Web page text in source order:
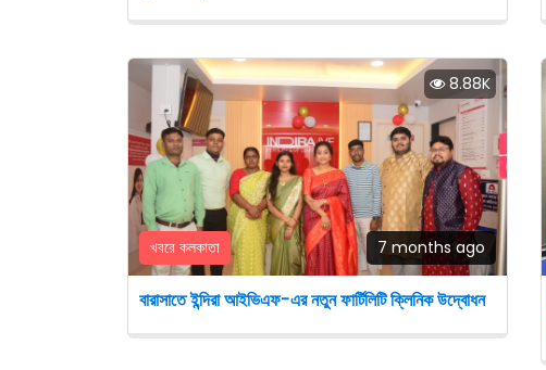
8.88K
খবরে কলকাতা 7 months ago
বারাসাতে ইন্দিরা আইভিএফ-এর নতুন ফার্টিলিটি ক্লিনিক উদ্বোধন